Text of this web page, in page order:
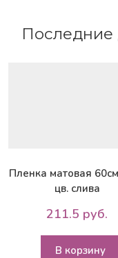
Последние
Пленка матовая
цв. слива
211.5 руб.
В корзину